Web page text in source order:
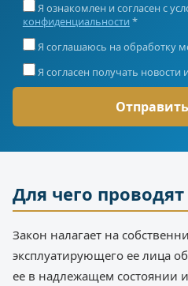
Я ознакомлен и согласен с
конфиденциальности *
Я соглашаюсь на обработку
Я согласен получать новости
Для чего
Закон налагает на
эксплуатирующего ее лица
ее в надлежащем состоянии